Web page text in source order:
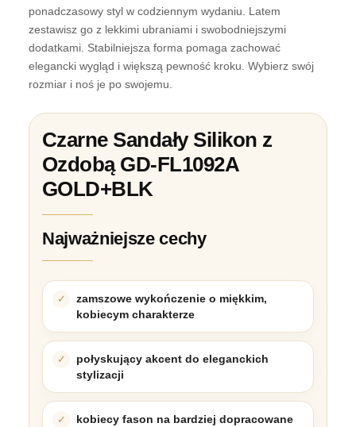
ponadczasowy styl w codziennym wydaniu. Latem
zestawisz go z lekkimi ubraniami i swobodniejszymi
dodatkami. Stabilniejsza forma pomaga zachować
elegancki wygląd i większą pewność kroku. Wybierz swój
rozmiar i noś je po swojemu.
Czarne Sandały Silikon z
Ozdobą GD-FL1092A
GOLD+BLK
Najważniejsze cechy
zamszowe wykończenie o miękkim,
kobiecym charakterze
połyskujący akcent do eleganckich
stylizacji
kobiecy fason na bardziej dopracowane